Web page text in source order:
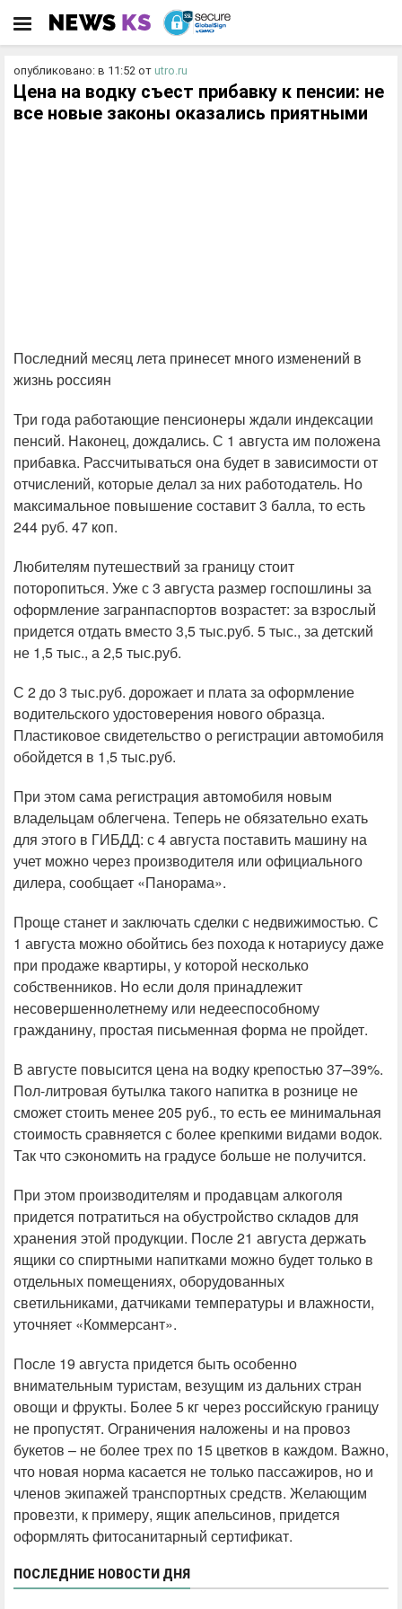
опубликовано: в 11:52 от utro.ru
Цена на водку съест прибавку к пенсии: не
все новые законы оказались приятными
Последний месяц лета принесет много изменений в
жизнь россиян
Три года работающие пенсионеры ждали индексации
пенсий. Наконец, дождались. С 1 августа им положена
прибавка. Рассчитываться она будет в зависимости от
отчислений, которые делал за них работодатель. Но
максимальное повышение составит 3 балла, то есть
244 руб. 47 коп.
Любителям путешествий за границу стоит
поторопиться. Уже с 3 августа размер госпошлины за
оформление загранпаспортов возрастет: за взрослый
придется отдать вместо 3,5 тыс.руб. 5 тыс., за детский
не 1,5 тыс., а 2,5 тыс.руб.
С 2 до 3 тыс.руб. дорожает и плата за оформление
водительского удостоверения нового образца.
Пластиковое свидетельство о регистрации автомобиля
обойдется в 1,5 тыс.руб.
При этом сама регистрация автомобиля новым
владельцам облегчена. Теперь не обязательно ехать
для этого в ГИБДД: с 4 августа поставить машину на
учет можно через производителя или официального
дилера, сообщает «Панорама».
Проще станет и заключать сделки с недвижимостью. С
1 августа можно обойтись без похода к нотариусу даже
при продаже квартиры, у которой несколько
собственников. Но если доля принадлежит
несовершеннолетнему или недееспособному
гражданину, простая письменная форма не пройдет.
В августе повысится цена на водку крепостью 37–39%.
Пол-литровая бутылка такого напитка в рознице не
сможет стоить менее 205 руб., то есть ее минимальная
стоимость сравняется с более крепкими видами водок.
Так что сэкономить на градусе больше не получится.
При этом производителям и продавцам алкоголя
придется потратиться на обустройство складов для
хранения этой продукции. После 21 августа держать
ящики со спиртными напитками можно будет только в
отдельных помещениях, оборудованных
светильниками, датчиками температуры и влажности,
уточняет «Коммерсант».
После 19 августа придется быть особенно
внимательным туристам, везущим из дальних стран
овощи и фрукты. Более 5 кг через российскую границу
не пропустят. Ограничения наложены и на провоз
букетов – не более трех по 15 цветков в каждом. Важно,
что новая норма касается не только пассажиров, но и
членов экипажей транспортных средств. Желающим
провезти, к примеру, ящик апельсинов, придется
оформлять фитосанитарный сертификат.
ПОСЛЕДНИЕ НОВОСТИ ДНЯ